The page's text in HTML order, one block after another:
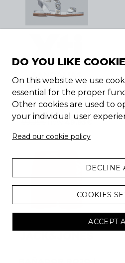
SANDALIAS
PLATEADAS |
MUJER
50
99.95€ now 49.95€
DO YOU LIKE
On this website we use
essential for the proper
Other cookies are used to
your individual user
Read our cookie policy
DECLINE
COOKIES
ACCEPT